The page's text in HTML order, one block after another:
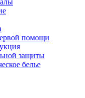
помощи
защиты
белье